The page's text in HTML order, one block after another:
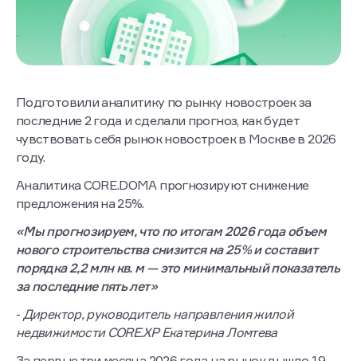
Подготовили аналитику по рынку новостроек за
последние 2 года и сделали прогноз, как будет
чувствовать себя рынок новостроек в Москве в 2026
году.
Аналитика CORE.DOMA прогнозируют снижение
предложения на 25%.
«Мы прогнозируем, что по итогам 2026 года объем
нового строительства снизится на 25% и составит
порядка 2,2 млн кв. м — это минимальный показатель
за последние пять лет»
- Директор, руководитель направления жилой
недвижимости CORE.XP Екатерина Ломтева